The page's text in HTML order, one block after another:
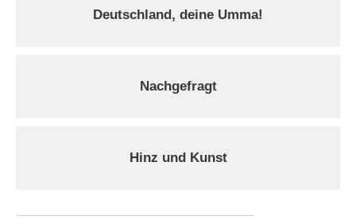
Deutschland, deine Umma!
Nachgefragt
Hinz und Kunst